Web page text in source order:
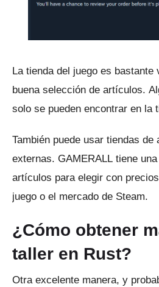
La tienda del juego es
buena selección de artículos.
solo se pueden encontrar en la
También puede usar tiendas de
externas. GAMERALL tiene
artículos para elegir con
juego o el mercado de Steam.
¿Cómo obtener
taller en Rust?
Otra excelente manera, y